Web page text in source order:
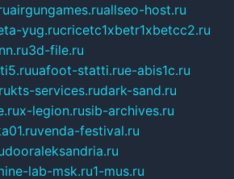
airgungames.ruallseo-host.ru
yug.rucricetc1xbetr1xbetcc2.ru
3d-file.ru
uafoot-statti.rue-abis1c.ru
kts-services.rudark-sand.ru
x-legion.rusib-archives.ru
venda-festival.ru
dooraleksandria.ru
lab-msk.ru1-mus.ru